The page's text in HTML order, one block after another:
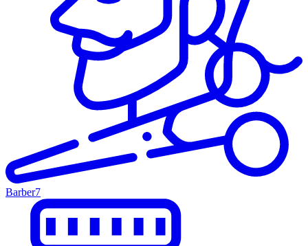
Barber7